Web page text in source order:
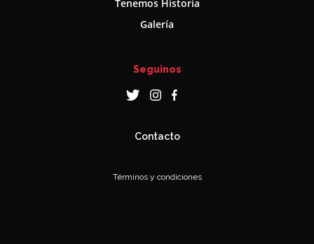
Tenemos Historia
Galería
Seguinos
Contacto
Términos y condiciones